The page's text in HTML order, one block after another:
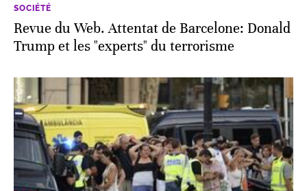
SOCIÉTÉ
Revue du Web. Attentat de Barcelone: Donald
Trump et les "experts" du terrorisme